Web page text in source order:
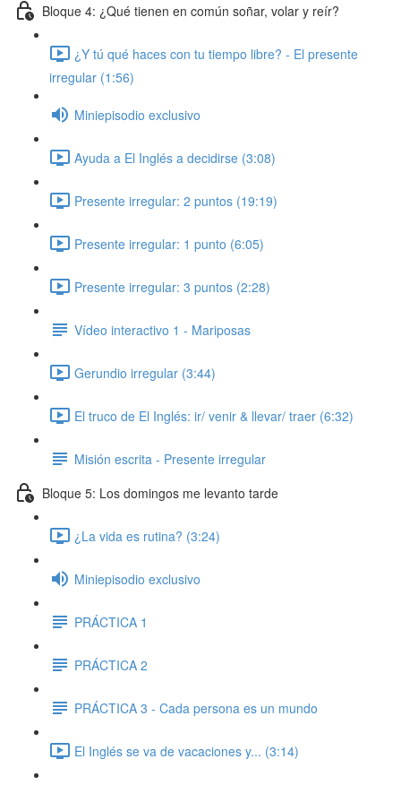
Bloque 4: ¿Qué tienen en común soñar, volar y reír?
¿Y tú qué haces con tu tiempo libre? - El presente
irregular (1:56)
Miniepisodio exclusivo
Ayuda a El Inglés a decidirse (3:08)
Presente irregular: 2 puntos (19:19)
Presente irregular: 1 punto (6:05)
Presente irregular: 3 puntos (2:28)
Vídeo interactivo 1 - Mariposas
Gerundio irregular (3:44)
El truco de El Inglés: ir/ venir & llevar/ traer (6:32)
Misión escrita - Presente irregular
Bloque 5: Los domingos me levanto tarde
¿La vida es rutina? (3:24)
Miniepisodio exclusivo
PRÁCTICA 1
PRÁCTICA 2
PRÁCTICA 3 - Cada persona es un mundo
El Inglés se va de vacaciones y... (3:14)